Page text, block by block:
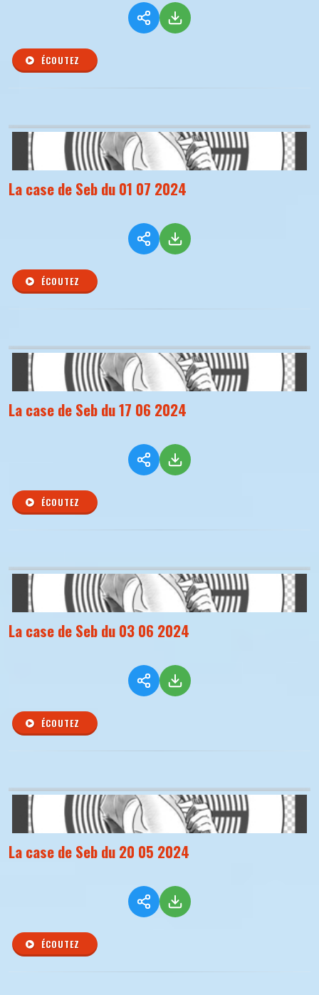
ÉCOUTEZ
La case de Seb du 01 07 2024
ÉCOUTEZ
La case de Seb du 17 06 2024
ÉCOUTEZ
La case de Seb du 03 06 2024
ÉCOUTEZ
La case de Seb du 20 05 2024
ÉCOUTEZ